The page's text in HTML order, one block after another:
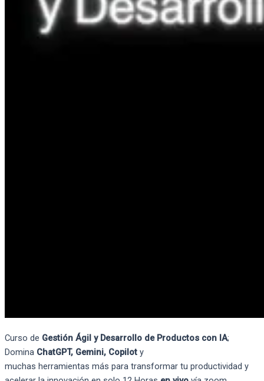
Curso de Gestión Ágil y Desarrollo de Productos con IA;
Domina ChatGPT, Gemini, Copilot y
muchas herramientas más para transformar tu productividad y